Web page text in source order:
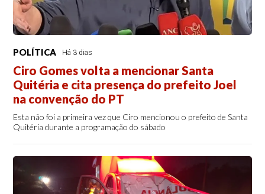
POLÍTICA Há 3 dias
Ciro Gomes volta a mencionar Santa
Quitéria e cita presença do prefeito Joel
na convenção do PT
Esta não foi a primeira vez que Ciro mencionou o prefeito de Santa
Quitéria durante a programação do sábado